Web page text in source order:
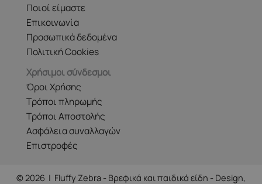
Ποιοί είμαστε
Επικοινωνία
Προσωπικά δεδομένα
Πολιτική Cookies
Χρήσιμοι σύνδεσμοι
Όροι Χρήσης
Τρόποι πληρωμής
Τρόποι Αποστολής
Ασφάλεια συναλλαγών
Επιστροφές
© 2026 | Fluffy Zebra - Βρεφικά και παιδικά είδη - Design,